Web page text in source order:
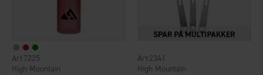
High Mountain
7225
High Mountain
2341